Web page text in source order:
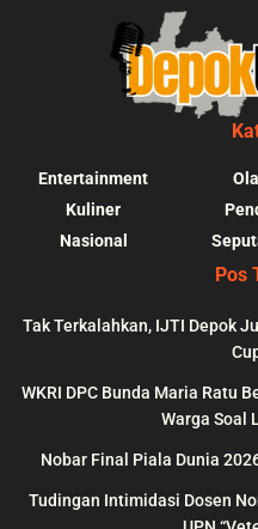
Entertainment
Kuliner
Nasional
Pos
Tak Terkalahkan, IJTI Depok
WKRI DPC Bunda Maria Ratu
Warga Soal
Nobar Final Piala Dunia
Tudingan Intimidasi Dosen
depokupdate.co/wp-
line